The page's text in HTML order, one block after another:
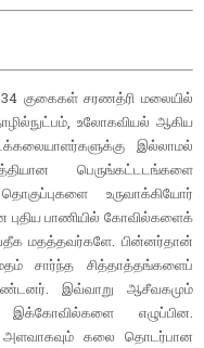
குகைகள் சரணத்ரி மலையில்
உலோகவியல் ஆகிய
இல்லாமல்
பெருங்கட்டடங்களை
உருவாக்கியோர்
புதிய பாணியில் கோவில்களைக்
மதத்தவர்களே. பின்னர்தான்
சார்ந்த சித்தாத்தங்களைப்
இவ்வாறு ஆசீவகமும்
எழுப்பின.
கலை தொடர்பான